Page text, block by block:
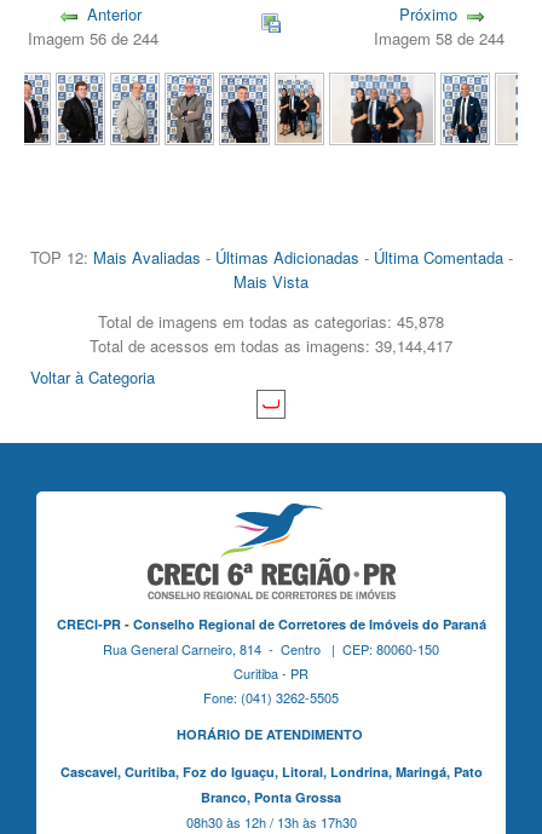
Anterior
Imagem 56 de 244
Próximo
Imagem 58 de 244
TOP 12: Mais Avaliadas - Últimas Adicionadas - Última Comentada-
Mais Vista
Total de imagens em todas as categorias: 45,878
Total de acessos em todas as imagens: 39,144,417
Voltar à Categoria
CRECI-PR - Conselho Regional de Corretores de Imóveis do Paraná
Rua General Carneiro, 814 - Centro | CEP: 80060-150
Curitiba - PR
Fone: (041) 3262-5505
HORÁRIO DE ATENDIMENTO
Cascavel, Curitiba,Foz do Iguaçu, Litoral, Londrina, Maringá, Pato
Branco, Ponta Grossa
08h30 às 12h / 13h às 17h30